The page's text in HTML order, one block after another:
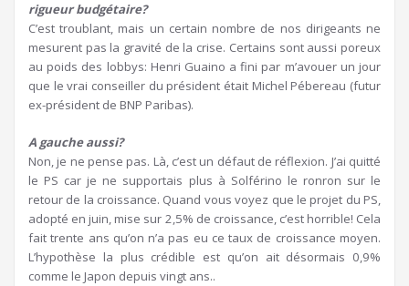
rigueur budgétaire?
C’est troublant, mais un certain nombre de nos dirigeants ne
mesurent pas la gravité de la crise. Certains sont aussi poreux
au poids des lobbys: Henri Guaino a fini par m’avouer un jour
que le vrai conseiller du président était Michel Pébereau (futur
ex-président de BNP Paribas).
A gauche aussi?
Non, je ne pense pas. Là, c’est un défaut de réflexion. J’ai quitté
le PS car je ne supportais plus à Solférino le ronron sur le
retour de la croissance. Quand vous voyez que le projet du PS,
adopté en juin, mise sur 2,5% de croissance, c’est horrible! Cela
fait trente ans qu’on n’a pas eu ce taux de croissance moyen.
L’hypothèse la plus crédible est qu’on ait désormais 0,9%
comme le Japon depuis vingt ans..